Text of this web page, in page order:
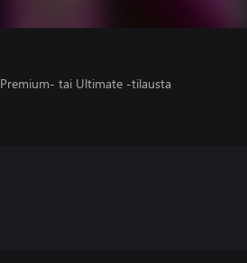
tai Ultimate -tilausta